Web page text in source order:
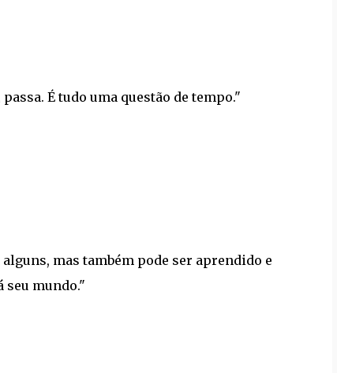
É tudo uma questão de tempo."
mas também pode ser aprendido e
seu mundo."